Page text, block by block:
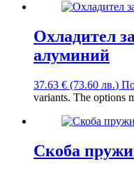
Охладител
алуминий
37.63 € (73.60 лв.)
variants. The options
Скоба